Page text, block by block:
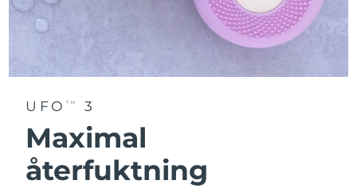
UFO TM 3
Maximal
återfuktning